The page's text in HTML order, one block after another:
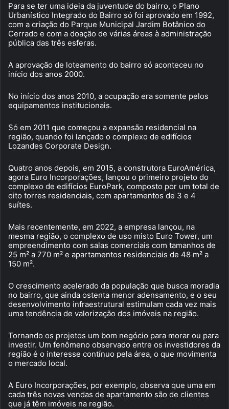
Para se ter uma ideia da juventude do bairro, o Plano
Urbanístico Integrado do Bairro só foi aprovado em 1992,
com a criação do Parque Municipal Jardim Botânico do
Cerrado e com a doação de várias áreas à administração
pública das três esferas.
A aprovação de loteamento do bairro só aconteceu no
início dos anos 2000.
No início dos anos 2010, a ocupação era somente pelos
equipamentos institucionais.
Só em 2011 que começou a expansão residencial na
região, quando foi lançado o complexo de edifícios
Lozandes Corporate Design.
Quatro anos depois, em 2015, a construtora EuroAmérica,
agora Euro Incorporações, lançou o primeiro projeto do
complexo de edifícios EuroPark, composto por um total de
oito torres residenciais, com apartamentos de 3 e 4
suítes.
Mais recentemente, em 2022, a empresa lançou, na
mesma região, o complexo de uso misto Euro Tower, um
empreendimento com salas comerciais com tamanhos de
25 m² a 770 m² e apartamentos residenciais de 48 m² a
150 m².
O crescimento acelerado da população que busca moradia
no bairro, que ainda ostenta menor adensamento, e o seu
desenvolvimento infraestrutural estimulam cada vez mais
uma tendência de valorização dos imóveis na região.
Tornando os projetos um bom negócio para morar ou para
investir. Um fenômeno observado entre os investidores da
região é o interesse contínuo pela área, o que movimenta
o mercado local.
A Euro Incorporações, por exemplo, observa que uma em
cada três novas vendas de apartamento são de clientes
que já têm imóveis na região.